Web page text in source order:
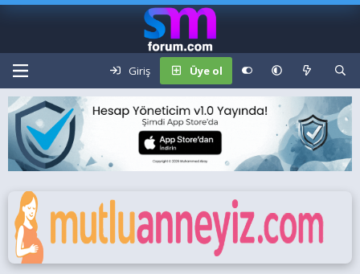
Giriş Üye ol